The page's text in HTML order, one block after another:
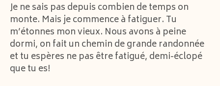
Je ne sais pas depuis combien de temps on
monte. Mais je commence à fatiguer. Tu
m’étonnes mon vieux. Nous avons à peine
dormi, on fait un chemin de grande randonnée
et tu espères ne pas être fatigué, demi-éclopé
que tu es!